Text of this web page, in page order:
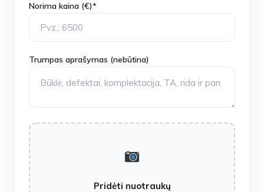
Norima kaina (€)*
Trumpas aprašymas (nebūtina)
Pridėti nuotraukų